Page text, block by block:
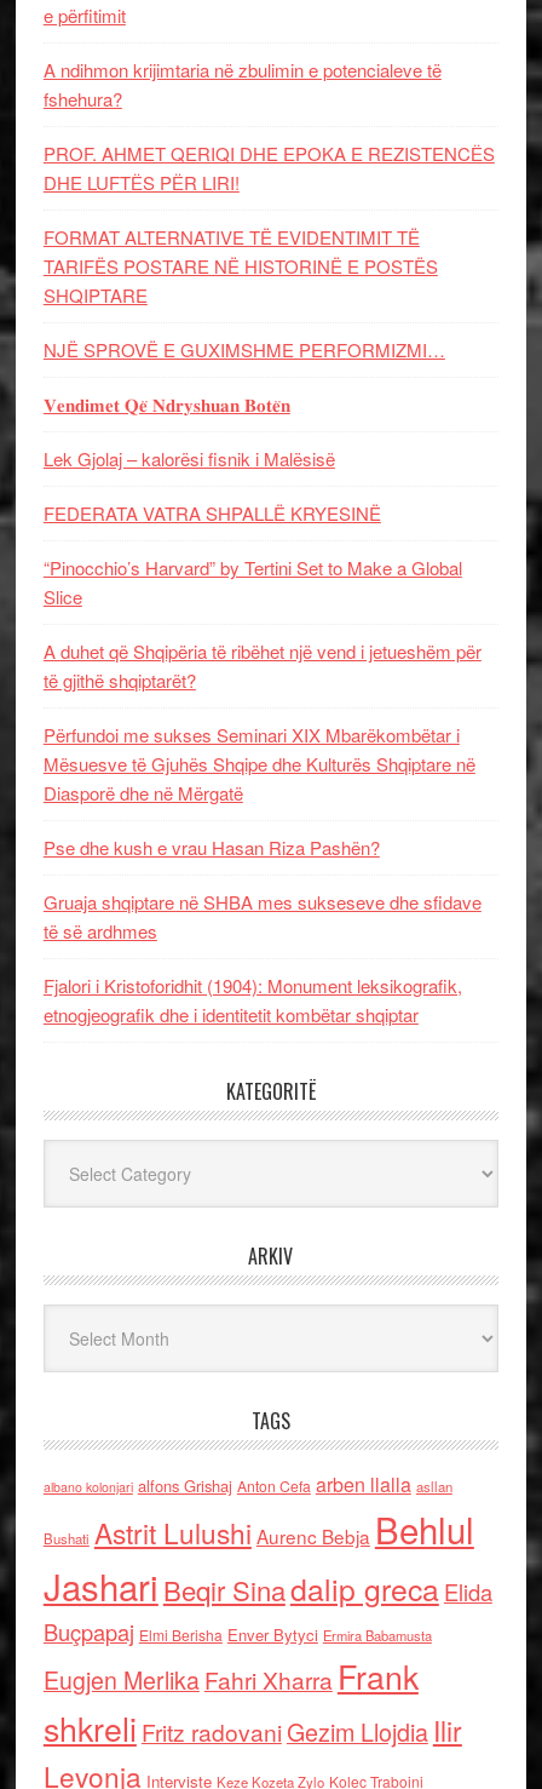
e përfitimit
A ndihmon krijimtaria në zbulimin e potencialeve të
fshehura?
PROF. AHMET QERIQI DHE EPOKA E REZISTENCЁS
DHE LUFTЁS PЁR LIRI!
FORMAT ALTERNATIVE TË EVIDENTIMIT TË
TARIFËS POSTARE NË HISTORINË E POSTËS
SHQIPTARE
NJË SPROVË E GUXIMSHME PERFORMIZMI…
𝐕𝐞𝐧𝐝𝐢𝐦𝐞𝐭 𝐐𝐞̈ 𝐍𝐝𝐫𝐲𝐬𝐡𝐮𝐚𝐧 𝐁𝐨𝐭𝐞̈𝐧
Lek Gjolaj – kalorësi fisnik i Malësisë
FEDERATA VATRA SHPALLË KRYESINË
“Pinocchio’s Harvard” by Tertini Set to Make a Global
Slice
A duhet që Shqipëria të ribëhet një vend i jetueshëm për
të gjithë shqiptarët?
Përfundoi me sukses Seminari XIX Mbarëkombëtar i
Mësuesve të Gjuhës Shqipe dhe Kulturës Shqiptare në
Diasporë dhe në Mërgatë
Pse dhe kush e vrau Hasan Riza Pashën?
Gruaja shqiptare në SHBA mes sukseseve dhe sfidave
të së ardhmes
Fjalori i Kristoforidhit (1904): Monument leksikografik,
etnogjeografik dhe i identitetit kombëtar shqiptar
KATEGORITË
ARKIV
TAGS
albano kolonjari alfons Grishaj Anton Cefa arben llalla asllan
Bushati Astrit Lulushi Aurenc Bebja Behlul
Jashari Beqir Sinadalip grecaElida
Buçpapaj Elmi Berisha Enver Bytyci Ermira Babamusta
Eugjen MerlikaFahri Xharra Frank
shkreli Fritz radovaniGezim Llojdia Ilir
Levonja Interviste Keze Kozeta Zylo Kolec Traboini